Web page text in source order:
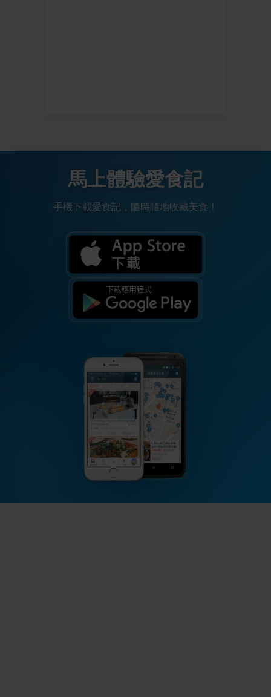
馬上體驗愛食記
手機下載愛食記，隨時隨地收藏美食！